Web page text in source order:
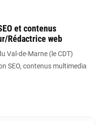
et contenus
Rédactrice web
Val-de-Marne (le CDT)
SEO, contenus multimedia